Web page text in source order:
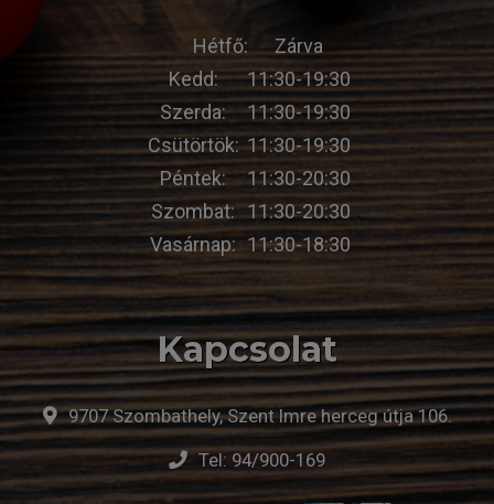
Hétfő:
Zárva
Kedd:
11:30-19:30
Szerda:
11:30-19:30
Csütörtök: 11:30-19:30
Péntek:
11:30-20:30
Szombat: 11:30-20:30
Vasárnap: 11:30-18:30
Kapcsolat
9707 Szombathely, Szent Imre herceg útja 106.
Tel: 94/900-169